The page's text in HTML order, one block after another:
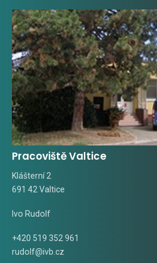
Pracoviště Valtice
Klášterní 2
691 42 Valtice
Ivo Rudolf
+420 519 352 961
rudolf@ivb.cz